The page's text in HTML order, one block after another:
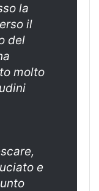
la
il
del
molto
e